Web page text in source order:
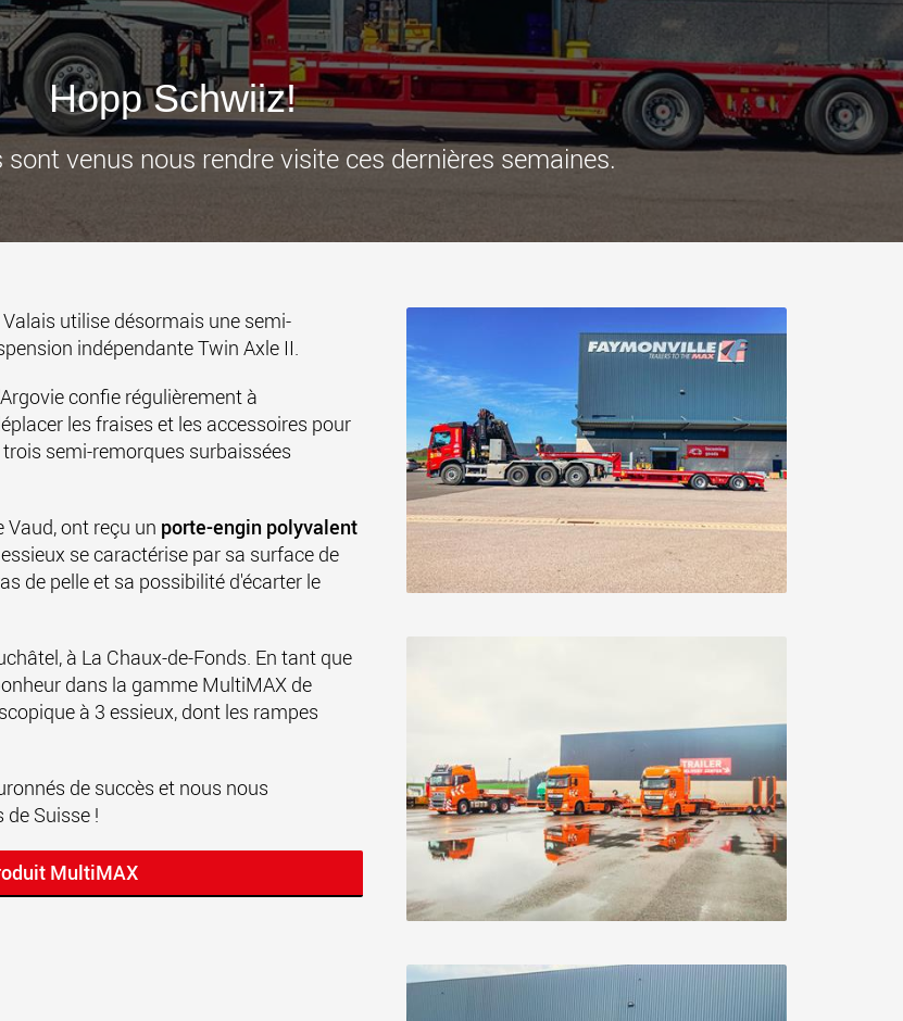
des charges plus légères aux
États-Unis
www.morello.us.com
pour des charges utiles
jusqu’à 25 000 t et au-delà
Hopp Schwiiz!
venus nous rendre visite ces dernières semaines.
utilise désormais une semi-
indépendante Twin Axle II.
confie régulièrement à
les fraises et les accessoires pour
semi-remorques surbaissées
Vaud, ont reçu un porte-engin polyvalent
se caractérise par sa surface de
de pelle et sa possibilité d'écarter le
à La Chaux-de-Fonds. En tant que
dans la gamme MultiMAX de
à 3 essieux, dont les rampes
de succès et nous nous
Suisse !
MultiMAX